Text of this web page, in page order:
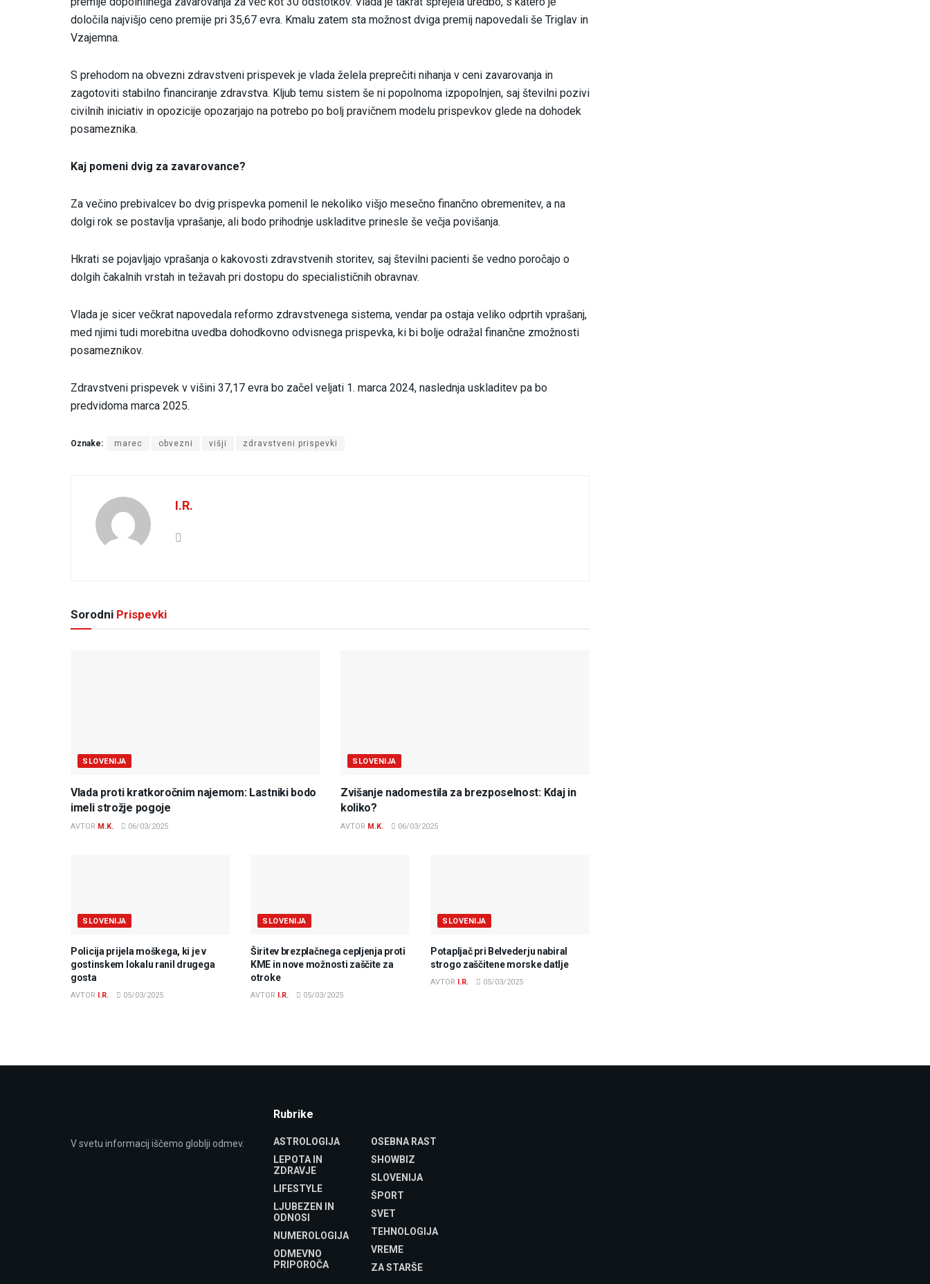
določila najvišjo ceno premije pri 35,67 evra. Kmalu zatem sta možnost dviga premij napovedali še Triglav in
Vzajemna.
S prehodom na obvezni zdravstveni prispevek je vlada želela preprečiti nihanja v ceni zavarovanja in
zagotoviti stabilno financiranje zdravstva. Kljub temu sistem še ni popolnoma izpopolnjen, saj številni pozivi
civilnih iniciativ in opozicije opozarjajo na potrebo po bolj pravičnem modelu prispevkov glede na dohodek
posameznika.
Kaj pomeni dvig za zavarovance?
Za večino prebivalcev bo dvig prispevka pomenil le nekoliko višjo mesečno finančno obremenitev, a na
dolgi rok se postavlja vprašanje, ali bodo prihodnje uskladitve prinesle še večja povišanja.
Hkrati se pojavljajo vprašanja o kakovosti zdravstvenih storitev, saj številni pacienti še vedno poročajo o
dolgih čakalnih vrstah in težavah pri dostopu do specialističnih obravnav.
Vlada je sicer večkrat napovedala reformo zdravstvenega sistema, vendar pa ostaja veliko odprtih vprašanj,
med njimi tudi morebitna uvedba dohodkovno odvisnega prispevka, ki bi bolje odražal finančne zmožnosti
posameznikov.
Zdravstveni prispevek v višini 37,17 evra bo začel veljati 1. marca 2024, naslednja uskladitev pa bo
predvidoma marca 2025.
Oznake: marec obvezni višji zdravstveni prispevki
I.R.
Sorodni Prispevki
SLOVENIJA
Vlada proti kratkoročnim najemom: Lastniki bodo
imeli strožje pogoje
AVTOR M.K. 06/03/2025
SLOVENIJA
Zvišanje nadomestila za brezposelnost: Kdaj in
koliko?
AVTOR M.K. 06/03/2025
SLOVENIJA
Policija prijela moškega, ki je v
gostinskem lokalu ranil drugega
gosta
AVTOR I.R. 05/03/2025
SLOVENIJA
Širitev brezplačnega cepljenja proti
KME in nove možnosti zaščite za
otroke
AVTOR I.R. 05/03/2025
SLOVENIJA
Potapljač pri Belvederju nabiral
strogo zaščitene morske datlje
AVTOR I.R. 05/03/2025
V svetu informacij iščemo globlji odmev.
Rubrike
ASTROLOGIJA
LEPOTA IN
ZDRAVJE
LIFESTYLE
LJUBEZEN IN
ODNOSI
NUMEROLOGIJA
ODMEVNO
PRIPOROČA
OSEBNA RAST
SHOWBIZ
SLOVENIJA
ŠPORT
SVET
TEHNOLOGIJA
VREME
ZA STARŠE